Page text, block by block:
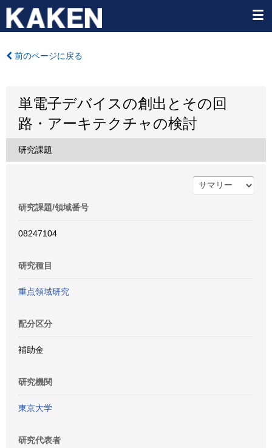
前のページに戻る
単電子デバイスの創出とその回
路・アーキテクチャの検討
研究課題
研究課題/領域番号
08247104
研究種目
重点領域研究
配分区分
補助金
研究機関
東京大学
研究代表者